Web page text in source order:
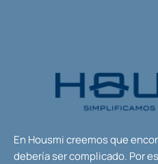
En Housmi creemos que
debería ser complicado. Por